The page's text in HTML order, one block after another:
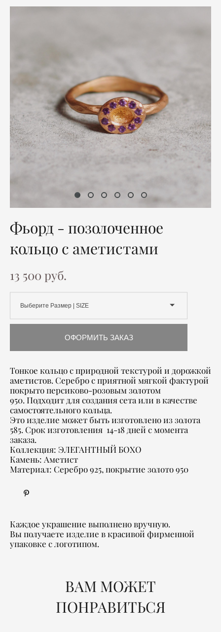
Фьорд - позолоченное
кольцо с аметистами
13 500 pуб.
Выберите Размер | SIZE
ОФОРМИТЬ ЗАКАЗ
Тонкое кольцо с природной текстурой и дорожкой
аметистов. Серебро с приятной мягкой фактурой
покрыто персиково-розовым золотом
950. Подходит для создания сета или в качестве
самостоятельного кольца.
Это изделие может быть изготовлено из золота
585. Срок изготовления 14-18 дней с момента
заказа.
Коллекция: ЭЛЕГАНТНЫЙ БОХО
Камень: Аметист
Материал: Серебро 925, покрытие золото 950
Каждое украшение выполнено вручную.
Вы получаете изделие в красивой фирменной
упаковке с логотипом.
ВАМ МОЖЕТ
ПОНРАВИТЬСЯ